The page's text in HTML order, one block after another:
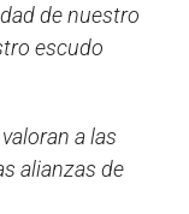
de nuestro
escudo
a las
alianzas de